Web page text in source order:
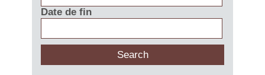
Date de fin